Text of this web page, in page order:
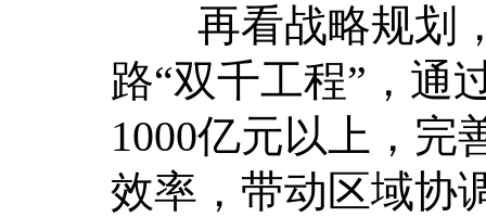
再看战略规划，
路“双千工程”，通
1000亿元以上，完
效率，带动区域协